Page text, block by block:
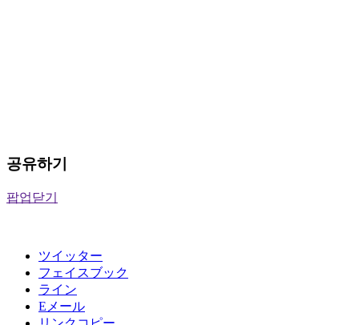
공유하기
팝업닫기
ツイッター
フェイスブック
ライン
Eメール